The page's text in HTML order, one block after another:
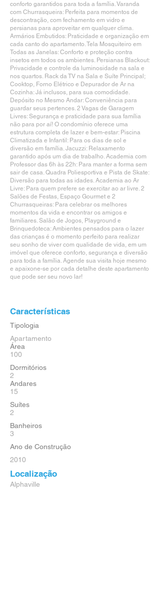
conforto garantidos para toda a família. Varanda
com Churrasqueira: Perfeita para momentos de
descontração, com fechamento em vidro e
persianas para aproveitar em qualquer clima.
Armários Embutidos: Praticidade e organização em
cada canto do apartamento. Tela Mosquiteiro em
Todas as Janelas: Conforto e proteção contra
insetos em todos os ambientes. Persianas Blackout:
Privacidade e controle da luminosidade na sala e
nos quartos. Rack da TV na Sala e Suíte Principal;
Cooktop, Forno Elétrico e Depurador de Ar na
Cozinha: Já inclusos, para sua comodidade.
Depósito no Mesmo Andar: Conveniência para
guardar seus pertences. 2 Vagas de Garagem
Livres: Segurança e praticidade para sua família
não para por aí! O condomínio oferece uma
estrutura completa de lazer e bem-estar: Piscina
Climatizada e Infantil: Para os dias de sol e
diversão em família. Jacuzzi: Relaxamento
garantido após um dia de trabalho. Academia com
Professor das 6h às 22h: Para manter a forma sem
sair de casa. Quadra Poliesportiva e Pista de Skate:
Diversão para todas as idades. Academia ao Ar
Livre: Para quem prefere se exercitar ao ar livre. 2
Salões de Festas, Espaço Gourmet e 2
Churrasqueiras: Para celebrar os melhores
momentos da vida e encontrar os amigos e
familiares. Salão de Jogos, Playground e
Brinquedoteca: Ambientes pensados para o lazer
das crianças é o momento perfeito para realizar
seu sonho de viver com qualidade de vida, em um
imóvel que oferece conforto, segurança e diversão
para toda a família. Agende sua visita hoje mesmo
e apaixone-se por cada detalhe deste apartamento
que pode ser seu novo lar!
Características
Tipologia
Apartamento
Área
100
Dormitórios
2
Andares
15
Suítes
2
Banheiros
3
Ano de Construção
2010
Localização
Alphaville